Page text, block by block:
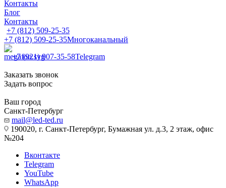
Контакты
Блог
Контакты
+7 (812) 509-25-35
+7 (812) 509-25-35Многоканальный
+7 (921) 907-35-58Telegram
Заказать звонок
Задать вопрос
Ваш город
Санкт-Петербург
mail@led-ted.ru
190020, г. Санкт-Петербург, Бумажная ул. д.3, 2 этаж, офис
№204
Вконтакте
Telegram
YouTube
WhatsApp